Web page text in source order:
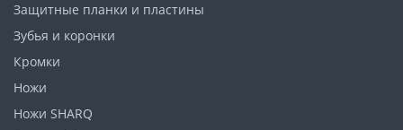
Защитные планки и пластины
Зубья и коронки
Кромки
Ножи
Ножи SHARQ